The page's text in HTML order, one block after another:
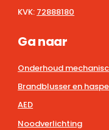
KVK: 72888180
Ga naar
Onderhoud
Brandblusser en
AED
Noodverlichting